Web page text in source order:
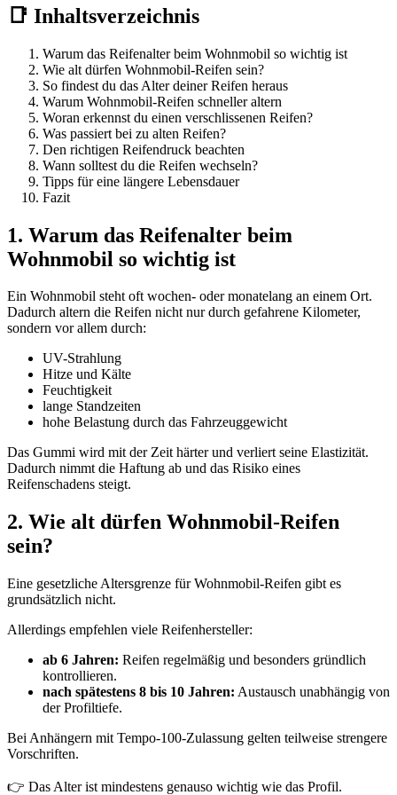
📑 Inhaltsverzeichnis
Warum das Reifenalter beim Wohnmobil so wichtig ist
Wie alt dürfen Wohnmobil-Reifen sein?
So findest du das Alter deiner Reifen heraus
Warum Wohnmobil-Reifen schneller altern
Woran erkennst du einen verschlissenen Reifen?
Was passiert bei zu alten Reifen?
Den richtigen Reifendruck beachten
Wann solltest du die Reifen wechseln?
Tipps für eine längere Lebensdauer
Fazit
1. Warum das Reifenalter beim
Wohnmobil so wichtig ist
Ein Wohnmobil steht oft wochen- oder monatelang an einem Ort.
Dadurch altern die Reifen nicht nur durch gefahrene Kilometer,
sondern vor allem durch:
UV-Strahlung
Hitze und Kälte
Feuchtigkeit
lange Standzeiten
hohe Belastung durch das Fahrzeuggewicht
Das Gummi wird mit der Zeit härter und verliert seine Elastizität.
Dadurch nimmt die Haftung ab und das Risiko eines
Reifenschadens steigt.
2. Wie alt dürfen Wohnmobil-Reifen
sein?
Eine gesetzliche Altersgrenze für Wohnmobil-Reifen gibt es
grundsätzlich nicht.
Allerdings empfehlen viele Reifenhersteller:
ab 6 Jahren: Reifen regelmäßig und besonders gründlich
kontrollieren.
nach spätestens 8 bis 10 Jahren: Austausch unabhängig von
der Profiltiefe.
Bei Anhängern mit Tempo-100-Zulassung gelten teilweise strengere
Vorschriften.
👉 Das Alter ist mindestens genauso wichtig wie das Profil.